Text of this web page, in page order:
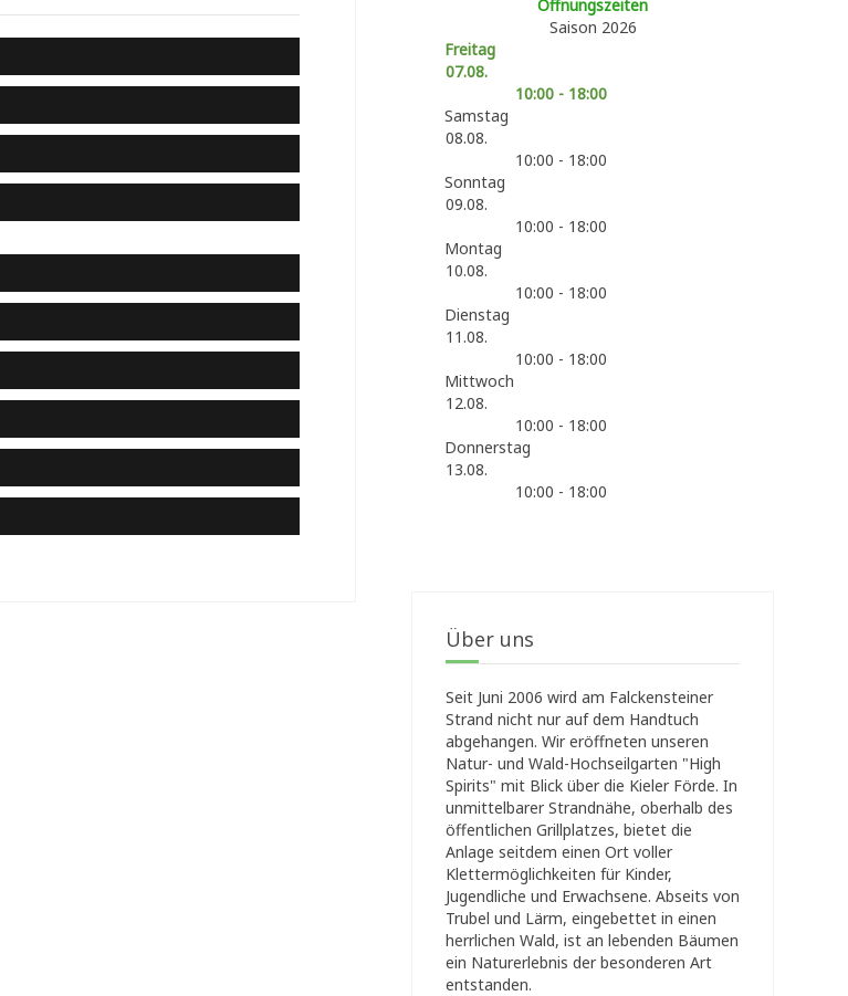
Öffnungszeiten
Saison 2026
Freitag
07.08.
10:00 - 18:00
Samstag
08.08.
10:00 - 18:00
Sonntag
09.08.
10:00 - 18:00
Montag
10.08.
10:00 - 18:00
Dienstag
11.08.
10:00 - 18:00
Mittwoch
12.08.
10:00 - 18:00
Donnerstag
13.08.
10:00 - 18:00
Über uns
Seit Juni 2006 wird am Falckensteiner
Strand nicht nur auf dem Handtuch
abgehangen. Wir eröffneten unseren
Natur- und Wald-Hochseilgarten "High
Spirits" mit Blick über die Kieler Förde. In
unmittelbarer Strandnähe, oberhalb des
öffentlichen Grillplatzes, bietet die
Anlage seitdem einen Ort voller
Klettermöglichkeiten für Kinder,
Jugendliche und Erwachsene. Abseits von
Trubel und Lärm, eingebettet in einen
herrlichen Wald, ist an lebenden Bäumen
ein Naturerlebnis der besonderen Art
entstanden.